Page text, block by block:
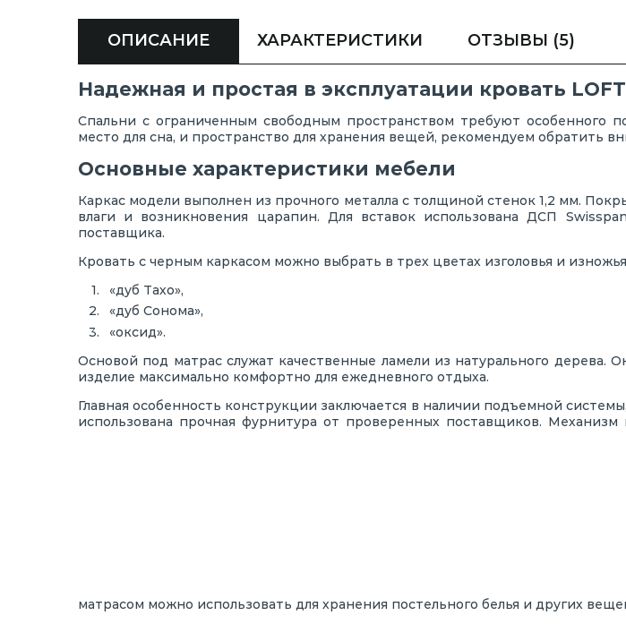
ОПИСАНИЕ ХАРАКТЕРИСТИКИ ОТЗЫВЫ (5)
Надежная и простая в эксплуатации кровать
Спальни с ограниченным свободным пространством требуют особенного
место для сна, и пространство для хранения вещей, рекомендуем обратить
Основные характеристики мебели
Каркас модели выполнен из прочного металла с толщиной стенок 1,2 мм.
влаги и возникновения царапин. Для вставок использована ДСП
поставщика.
Кровать с черным каркасом можно выбрать в трех цветах изголовья и
«дуб Тахо»,
«дуб Сонома»,
«оксид».
Основой под матрас служат качественные ламели из натурального
изделие максимально комфортно для ежедневного отдыха.
Главная особенность конструкции заключается в наличии подъемной
использована прочная фурнитура от проверенных поставщиков.
матрасом можно использовать для хранения постельного белья и других